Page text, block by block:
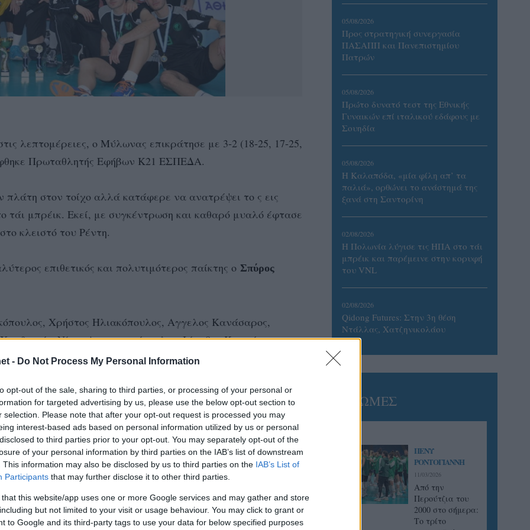
- Do Not Process My Personal Information
opt-out of the sale, sharing to third parties, or processing of your personal or
for targeted advertising by us, please use the below opt-out section to
selection. Please note that after your opt-out request is processed you may
interest-based ads based on personal information utilized by us or personal
to third parties prior to your opt-out. You may separately opt-out of the
of your personal information by third parties on the IAB’s list of downstream
This information may also be disclosed by us to third parties on the IAB’s List of
Participants that may further disclose it to other third parties.
that this website/app uses one or more Google services and may gather and store
but not limited to your visit or usage behaviour. You may click to grant or
to Google and its third-party tags to use your data for below specified purposes
λεπτομέρειες, ο Μύλωνας επικράτησε με 3-2 (18-25, 17-25,
Πρωταθλητής Εφήβων Κ21 ΕΣΠΕΔΑ.
στον τοίχο αλλά κατάφερε να ανατρέψει το ς εις
τάι μπρέικ. Εκεί, με συγκέντρωση και καθαρό μυαλό έφτασε
κλειστό του Ρέντη.
επιθετικός και πολυτιμότερος παίκτης ο Σπύρος
Χρήστος Ηλιακόπουλος, Αγγελος Κανάσαρος,
Νίκος Αναγνωστόπουλος, Ιάκωβος Καφούρος,
Σταμπέλος, Αγγελος Φελέκης, Παναγιώτης
05/08/2026
Προς στρατηγική συνεργασία
ΠΑΣΑΠΠ και Πανεπιστημίου
Πατρών
05/08/2026
Πρώτο δυνατό τεστ της Εθνικής
Γυναικών επί ιταλικού εδάφους με
Σουηδία
05/08/2026
Η Καλαπόδα, «μία φίλη απ’ τα
παλιά», ορθώνει το ανάστημά της
ξανά στη Σαντορίνη
02/08/2026
Η Πολωνία λύγισε τις ΗΠΑ στο τάι
μπρέικ και παρέμεινε στην κορυφή
του VNL
02/08/2026
Qidong Futures: Στην 3η θέση
Ντάλλας, Χατζηνικολάου
ΓΝΩΜΕΣ
ΠΕΝΥ
ΡΟΝΤΟΓΙΑΝΝΗ
11/03/2026
Από την
Περούτζια του
2000 στο σήμερα:
Tο τρίτο